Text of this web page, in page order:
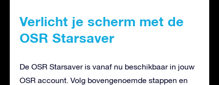
Verlicht je scherm met de
OSR Starsaver
De OSR Starsaver is vanaf nu beschikbaar in jouw
OSR account. Volg bovengenoemde stappen en